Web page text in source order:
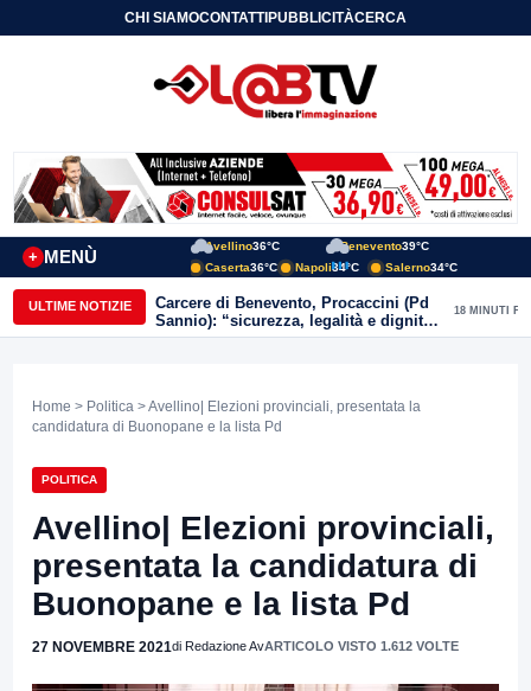
CHI SIAMOCONTATTIPUBBLICITÀCERCA
MENÙ
+
Avellino36°C Benevento39°C
Caserta36°C Napoli34°C Salerno34°C
ULTIME NOTIZIE
Carcere di Benevento, Procaccini (Pd
Sannio): “sicurezza, legalità e dignità
devono camminare insieme”
18 MINUTI FA
Home > Politica > Avellino| Elezioni provinciali, presentata la
candidatura di Buonopane e la lista Pd
POLITICA
Avellino| Elezioni provinciali,
presentata la candidatura di
Buonopane e la lista Pd
27 NOVEMBRE 2021di Redazione AvARTICOLO VISTO 1.612 VOLTE